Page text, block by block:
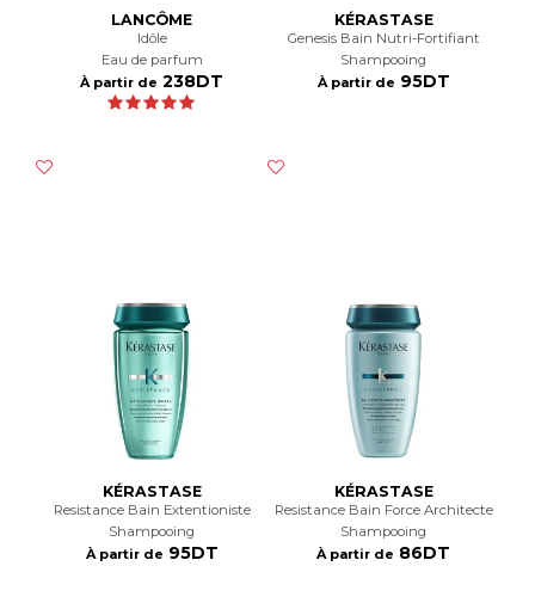
LANCÔME
Idôle
Eau de parfum
À partir de 238DT
KÉRASTASE
Genesis Bain Nutri-Fortifiant
Shampooing
À partir de 95DT
KÉRASTASE
Resistance Bain Extentioniste
Shampooing
À partir de 95DT
KÉRASTASE
Resistance Bain Force Architecte
Shampooing
À partir de 86DT